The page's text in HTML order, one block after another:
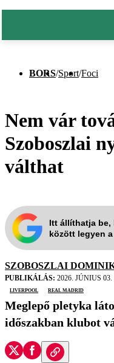
BORS/Sport/Foci
Nem vár
Szoboszlai
válthat
Itt állíthatja be,
között legyen
SZOBOSZLAI
PUBLIKÁLÁS: 2026. JÚNIUS 03.
Liverpool
Real Madrid
Meglepő pletyka
időszakban klubot